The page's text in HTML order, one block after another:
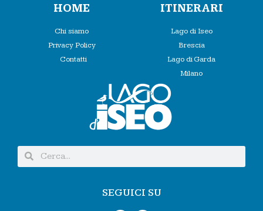
HOME
Chi siamo
Privacy Policy
Contatti
ITINERARI
Lago di Iseo
Brescia
Lago di Garda
Milano
SEGUICI SU